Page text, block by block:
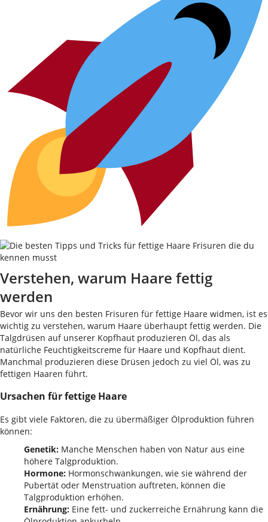
Verstehen, warum Haare fettig
werden
Bevor wir uns den besten Frisuren für fettige Haare widmen, ist es
wichtig zu verstehen, warum Haare überhaupt fettig werden. Die
Talgdrüsen auf unserer Kopfhaut produzieren Öl, das als
natürliche Feuchtigkeitscreme für Haare und Kopfhaut dient.
Manchmal produzieren diese Drüsen jedoch zu viel Öl, was zu
fettigen Haaren führt.
Ursachen für fettige Haare
Es gibt viele Faktoren, die zu übermäßiger Ölproduktion führen
können:
Genetik: Manche Menschen haben von Natur aus eine
höhere Talgproduktion.
Hormone: Hormonschwankungen, wie sie während der
Pubertät oder Menstruation auftreten, können die
Talgproduktion erhöhen.
Ernährung: Eine fett- und zuckerreiche Ernährung kann die